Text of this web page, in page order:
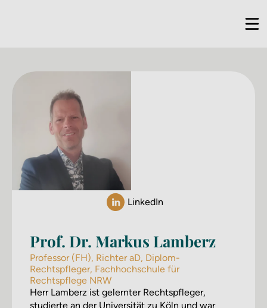
LinkedIn
Prof. Dr. Markus Lamberz
Professor (FH), Richter aD, Diplom-
Rechtspfleger, Fachhochschule für
Rechtspflege NRW
Herr Lamberz ist gelernter Rechtspfleger,
studierte an der Universität zu Köln und war